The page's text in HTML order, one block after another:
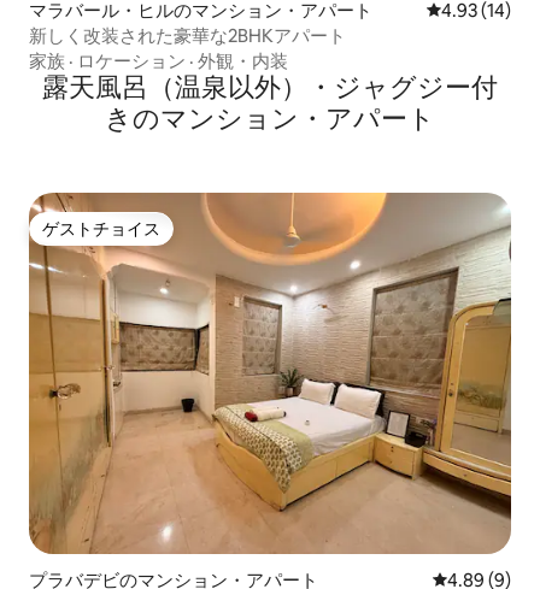
マラバール・ヒルのマンション・アパート レビュー14
4.93 (14)
新しく改装された豪華な2BHKアパート
家族 · ロケーション · 外観・内装
露天風呂（温泉以外）・ジャグジー付
きのマンション・アパート
ゲストチョイス
ゲストチョイス
プラバデビのマンション・アパート レビュー9件
4.89 (9)